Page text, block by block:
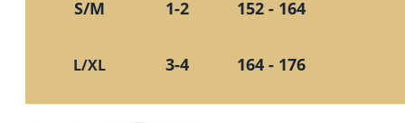
S/M 1-2 152 - 164
L/XL 3-4 164 - 176